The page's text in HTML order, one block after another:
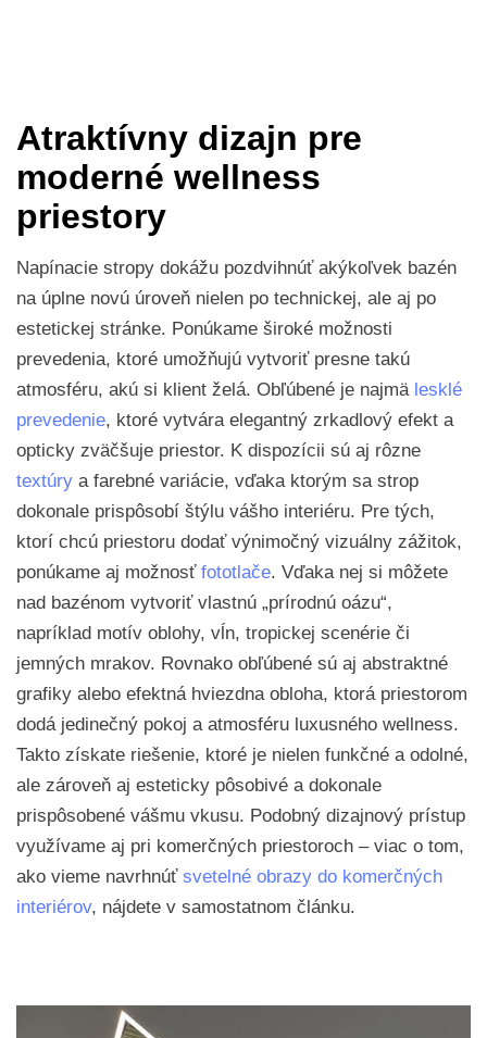
Atraktívny dizajn pre
moderné wellness
priestory
Napínacie stropy dokážu pozdvihnúť akýkoľvek bazén
na úplne novú úroveň nielen po technickej, ale aj po
estetickej stránke. Ponúkame široké možnosti
prevedenia, ktoré umožňujú vytvoriť presne takú
atmosféru, akú si klient želá. Obľúbené je najmä lesklé
prevedenie, ktoré vytvára elegantný zrkadlový efekt a
opticky zväčšuje priestor. K dispozícii sú aj rôzne
textúry a farebné variácie, vďaka ktorým sa strop
dokonale prispôsobí štýlu vášho interiéru. Pre tých,
ktorí chcú priestoru dodať výnimočný vizuálny zážitok,
ponúkame aj možnosť fototlače. Vďaka nej si môžete
nad bazénom vytvoriť vlastnú „prírodnú oázu“,
napríklad motív oblohy, vĺn, tropickej scenérie či
jemných mrakov. Rovnako obľúbené sú aj abstraktné
grafiky alebo efektná hviezdna obloha, ktorá priestorom
dodá jedinečný pokoj a atmosféru luxusného wellness.
Takto získate riešenie, ktoré je nielen funkčné a odolné,
ale zároveň aj esteticky pôsobivé a dokonale
prispôsobené vášmu vkusu. Podobný dizajnový prístup
využívame aj pri komerčných priestoroch – viac o tom,
ako vieme navrhnúť svetelné obrazy do komerčných
interiérov, nájdete v samostatnom článku.